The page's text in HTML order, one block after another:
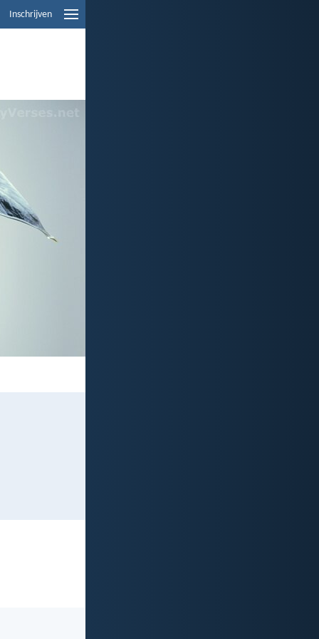
Inschrijven